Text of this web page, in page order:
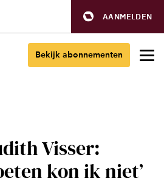
AANMELDEN
Bekijk abonnementen
Visser:
kon ik niet’